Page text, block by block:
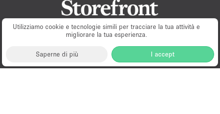
Utilizziamo cookie e tecnologie simili per tracciare la tua attività e
migliorare la tua esperienza.
Saperne di più I accept